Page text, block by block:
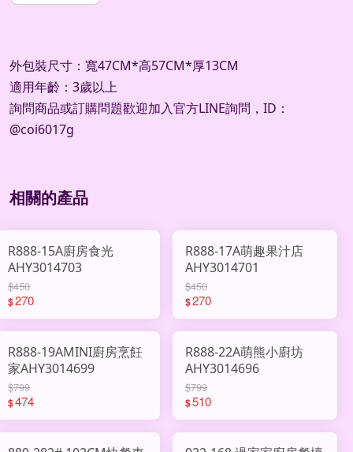
外包裝尺寸：寬47CM*高57CM*厚13CM
適用年齡：3歲以上
詢問商品或訂購問題歡迎加入官方LINE詢問，ID：
@coi6017g
相關的產品
R888-15A廚房食光
AHY3014703
$450
$270
R888-17A萌趣果汁店
AHY3014701
$450
$270
R888-19AMINI廚房烹飪
家AHY3014699
$799
$474
R888-22A萌熊小廚坊
AHY3014696
$799
$510